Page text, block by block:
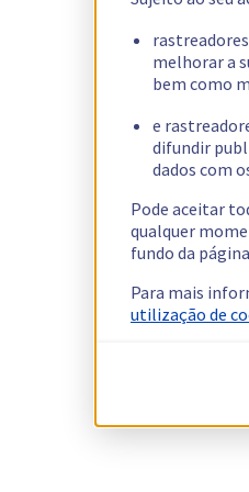
melhorar a
bem como
e
difundir
dados com
Pode aceitar
qualquer
fundo da
Para mais
utilização de